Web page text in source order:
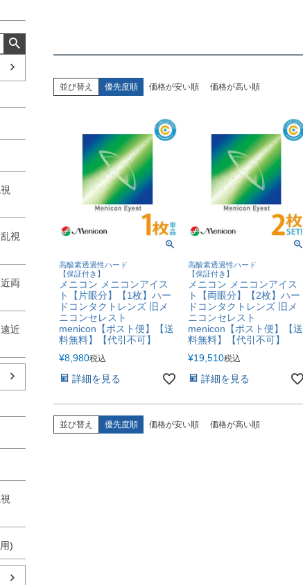
視
両
近
)
並び替え 優先度順 価格が安い順 価格が高い順
高酸素透過性ハード
【保証付き】
メニコン メニコンアイス
ト【片眼分】【1枚】ハー
ドコンタクトレンズ 旧メ
ニコンセレスト
menicon【ポスト便】【送
料無料】【代引不可】
¥8,980税込
詳細を見る
高酸素透過性ハード
【保証付き】
メニコン メニコンアイス
ト【両眼分】【2枚】ハー
ドコンタクトレンズ 旧メ
ニコンセレスト
menicon【ポスト便】【送
料無料】【代引不可】
¥19,510税込
詳細を見る
並び替え 優先度順 価格が安い順 価格が高い順